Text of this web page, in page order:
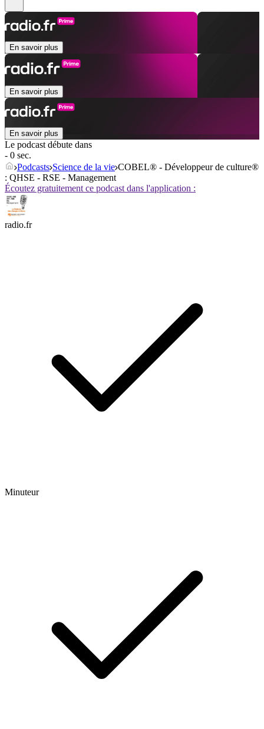
En savoir plus
En savoir plus
En savoir plus
Le podcast débute dans
- 0 sec.
Podcasts Science de la vie COBEL® - Développeur de culture®
: QHSE - RSE - Management
Écoutez gratuitement ce podcast dans l'application :
radio.fr
Minuteur